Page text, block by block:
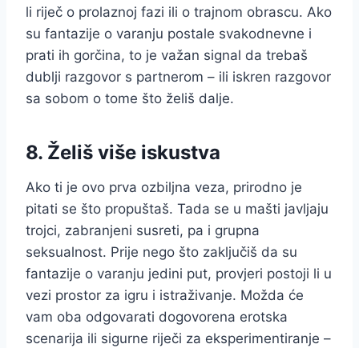
li riječ o prolaznoj fazi ili o trajnom obrascu. Ako
su fantazije o varanju postale svakodnevne i
prati ih gorčina, to je važan signal da trebaš
dublji razgovor s partnerom – ili iskren razgovor
sa sobom o tome što želiš dalje.
8. Želiš više iskustva
Ako ti je ovo prva ozbiljna veza, prirodno je
pitati se što propuštaš. Tada se u mašti javljaju
trojci, zabranjeni susreti, pa i grupna
seksualnost. Prije nego što zaključiš da su
fantazije o varanju jedini put, provjeri postoji li u
vezi prostor za igru i istraživanje. Možda će
vam oba odgovarati dogovorena erotska
scenarija ili sigurne riječi za eksperimentiranje –